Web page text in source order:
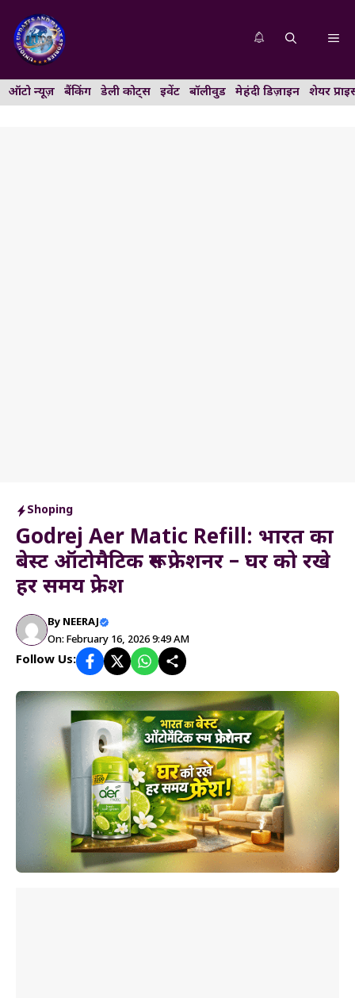
content
ऑटो न्यूज़ बैंकिंग डेली कोट्स इवेंट बॉलीवुड मेहंदी डिज़ाइन शेयर
Shoping
Godrej Aer Matic Refill: भारत का
बेस्ट ऑटोमैटिक रूम फ्रेशनर – घर को रखे
हर समय फ्रेश
By NEERAJ
On: February 16, 2026 9:49 AM
Follow Us: